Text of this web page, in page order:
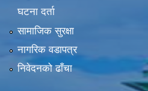
घटना दर्ता
सामाजिक सुरक्षा
नागरिक वडापत्र
निवेदनको ढाँचा